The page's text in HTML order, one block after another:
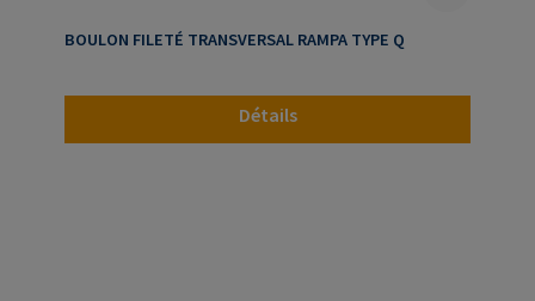
BOULON FILETÉ TRANSVERSAL RAMPA TYPE Q
Détails